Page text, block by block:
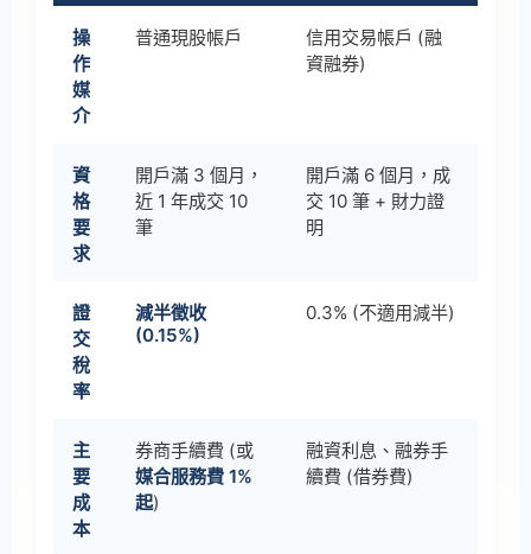
操
作
媒
介
普通現股帳戶
信用交易帳戶 (融
資融券)
資
格
要
求
開戶滿 3 個月，
近 1 年成交 10
筆
開戶滿 6 個月，成
交 10 筆 + 財力證
明
證
交
稅
率
減半徵收
(0.15%)
0.3% (不適用減半)
主
要
成
本
券商手續費 (或
媒合服務費 1%
起)
融資利息、融券手
續費 (借券費)